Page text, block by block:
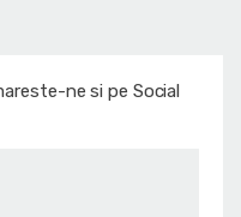
ne si pe Social